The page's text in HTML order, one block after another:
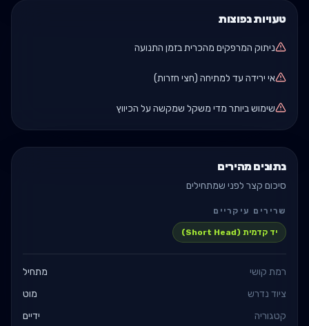
טעויות נפוצות
ניתוק המרפקים מהכרית בזמן התנועה
אי ירידה עד למתיחה (חצי חזרות)
שימוש ביותר מדי משקל שמקשה על הכיווץ
נתונים מהירים
סיכום קצר לפני שמתחילים
שרירים עיקריים
יד קדמית (Short Head)
רמת קושי
מתחיל
ציוד נדרש
מוט
קטגוריה
ידיים